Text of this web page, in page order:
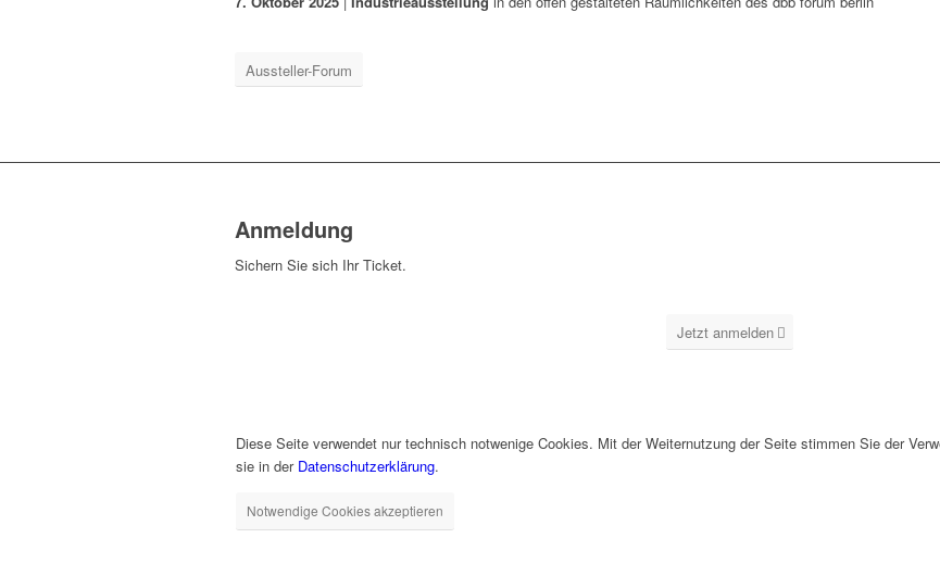
Aussteller-Forum
Anmeldung
Sichern Sie sich Ihr Ticket.
Jetzt anmelden
Diese Seite verwendet nur technisch notwenige Cookies. Mit der Weiternutzung der Seite stimmen Sie der
sie in der Datenschutzerklärung.
Notwendige Cookies akzeptieren